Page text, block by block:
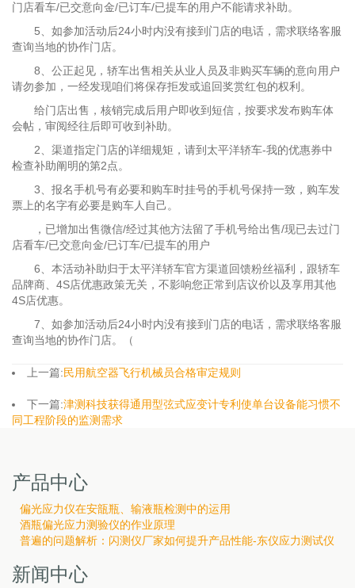
门店看车/已交意向金/已订车/已提车的用户不能请求补助。
5、如参加活动后24小时内没有接到门店的电话，需求联络客服
查询当地的协作门店。
8、公正起见，轿车出售相关从业人员及非购买车辆的意向用户
请勿参加，一经发现咱们将保存拒发或追回奖赏红包的权利。
给门店出售，核销完成后用户即收到短信，按要求发布购车体
会帖，审阅经往后即可收到补助。
2、渠道指定门店的详细规矩，请到太平洋轿车-我的优惠券中
检查补助阐明的第2点。
3、报名手机号有必要和购车时挂号的手机号保持一致，购车发
票上的名字有必要是购车人自己。
，已增加出售微信/经过其他方法留了手机号给出售/现已去过门
店看车/已交意向金/已订车/已提车的用户
6、本活动补助归于太平洋轿车官方渠道回馈粉丝福利，跟轿车
品牌商、4S店优惠政策无关，不影响您正常到店议价以及享用其他
4S店优惠。
7、如参加活动后24小时内没有接到门店的电话，需求联络客服
查询当地的协作门店。（
上一篇:民用航空器飞行机械员合格审定规则
下一篇:津测科技获得通用型弦式应变计专利使单台设备能习惯不
同工程阶段的监测需求
产品中心
偏光应力仪在安瓿瓶、输液瓶检测中的运用
酒瓶偏光应力测验仪的作业原理
普遍的问题解析：闪测仪厂家如何提升产品性能-东仪应力测试仪
新闻中心